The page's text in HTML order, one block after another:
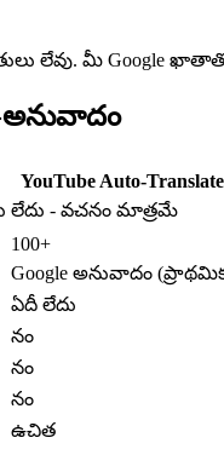
లేవు. మీ Google
YouTube Auto-Translate
లేదు - వచనం మాత్రమే
100+
Google అనువాదం
ఏదీ లేదు
నం
నం
నం
ఉచిత